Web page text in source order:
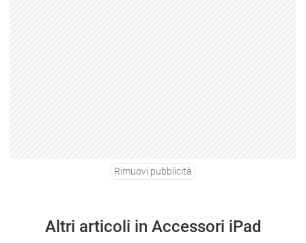
Rimuovi pubblicità
Altri articoli in Accessori iPad